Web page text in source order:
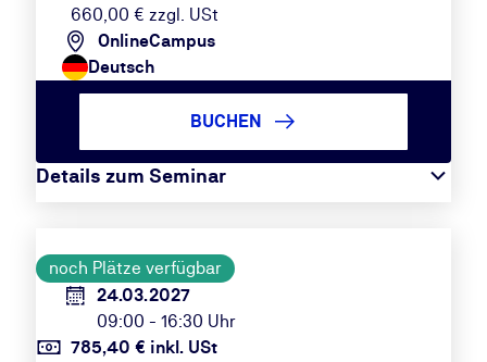
660,00 € zzgl. USt
OnlineCampus
Deutsch
Details zum Seminar
BUCHEN
noch Plätze verfügbar
24.03.2027
09:00 - 16:30 Uhr
785,40 € inkl. USt